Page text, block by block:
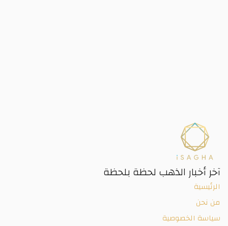
آخر أخبار الذهب لحظة بلحظة
الرئيسية
من نحن
سياسة الخصوصية